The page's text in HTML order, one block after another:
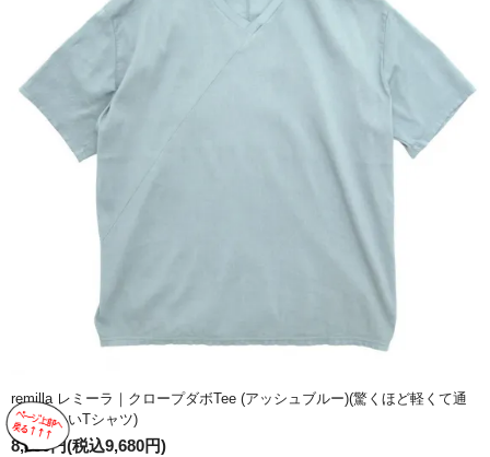
remilla レミーラ｜クロープダボTee (アッシュブルー)(驚くほど軽くて通
気性のいいTシャツ)
8,800円(税込9,680円)